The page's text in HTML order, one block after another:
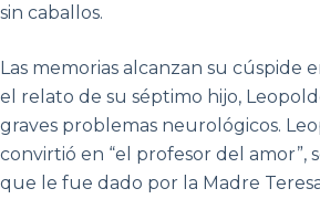
sin caballos.
Las memorias alcanzan su cúspide
el relato de su séptimo hijo,
graves problemas neurológicos.
convirtió en “el profesor del amor”,
que le fue dado por la Madre